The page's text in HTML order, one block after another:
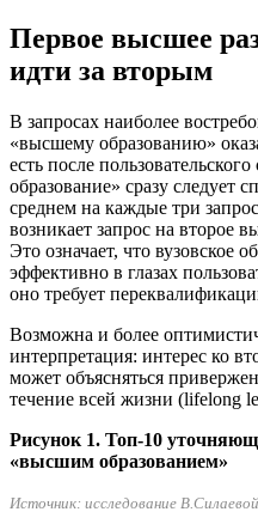
Первое высшее
идти за вторым
В запросах наиболее
«высшему образованию»
есть после
образование» сразу следует
среднем на каждые три
возникает запрос на второе
Это означает, что вузовское
эффективно в глазах
оно требует
Возможна и более
интерпретация: интерес ко
может объясняться
течение всей жизни (lifelong
Рисунок 1. Топ-10
«высшим образованием»
Источник: исследование